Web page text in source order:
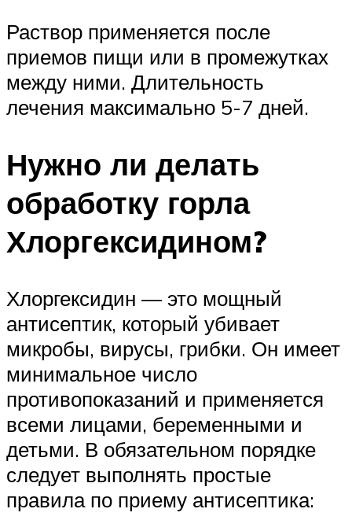
Раствор применяется после
приемов пищи или в промежутках
между ними. Длительность
лечения максимально 5-7 дней.
Нужно ли делать
обработку горла
Хлоргексидином?
Хлоргексидин — это мощный
антисептик, который убивает
микробы, вирусы, грибки. Он имеет
минимальное число
противопоказаний и применяется
всеми лицами, беременными и
детьми. В обязательном порядке
следует выполнять простые
правила по приему антисептика: